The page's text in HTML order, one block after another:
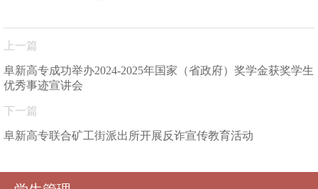
上一篇
阜新高专成功举办2024-2025年国家（省政府）奖学金获奖学生
优秀事迹宣讲会
下一篇
阜新高专联合矿工街派出所开展反诈宣传教育活动